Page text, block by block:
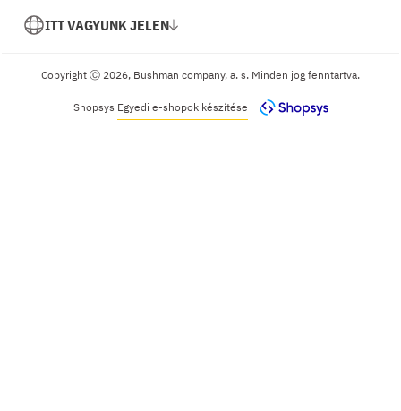
ITT VAGYUNK JELEN
Copyright Ⓒ 2026, Bushman company, a. s. Minden jog fenntartva.
Shopsys Egyedi e-shopok készítése